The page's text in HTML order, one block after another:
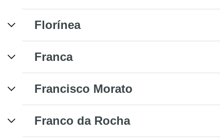
Florínea
Franca
Francisco Morato
Franco da Rocha